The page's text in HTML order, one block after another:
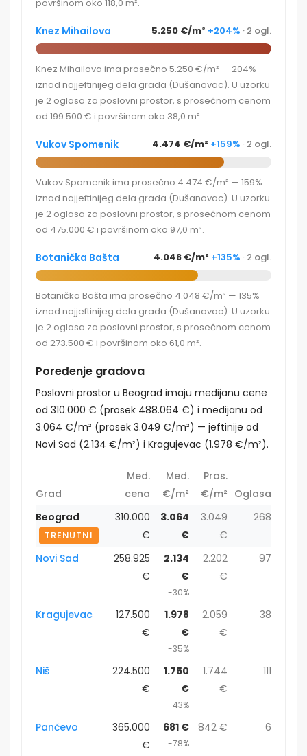
površinom oko 118,0 m².
Knez Mihailova 5.250 €/m² +204% · 2 ogl.
Knez Mihailova ima prosečno 5.250 €/m² — 204%
iznad najjeftinijeg dela grada (Dušanovac). U uzorku
je 2 oglasa za poslovni prostor, s prosečnom cenom
od 199.500 € i površinom oko 38,0 m².
Vukov Spomenik 4.474 €/m² +159% · 2 ogl.
Vukov Spomenik ima prosečno 4.474 €/m² — 159%
iznad najjeftinijeg dela grada (Dušanovac). U uzorku
je 2 oglasa za poslovni prostor, s prosečnom cenom
od 475.000 € i površinom oko 97,0 m².
Botanička Bašta 4.048 €/m² +135% · 2 ogl.
Botanička Bašta ima prosečno 4.048 €/m² — 135%
iznad najjeftinijeg dela grada (Dušanovac). U uzorku
je 2 oglasa za poslovni prostor, s prosečnom cenom
od 273.500 € i površinom oko 61,0 m².
Poređenje gradova
Poslovni prostor u Beograd imaju medijanu cene
od 310.000 € (prosek 488.064 €) i medijanu od
3.064 €/m² (prosek 3.049 €/m²) — jeftinije od
Novi Sad (2.134 €/m²) i Kragujevac (1.978 €/m²).
Grad
Med.
cena
Med.
€/m²
Pros.
€/m² Oglasa
Beograd
TRENUTNI
310.000
€
3.064
€
3.049
€
268
Novi Sad
258.925
€
2.134
€
-30%
2.202
€
97
Kragujevac
127.500
€
1.978
€
-35%
2.059
€
38
Niš
224.500
€
1.750
€
-43%
1.744
€
111
Pančevo
365.000
€
681 €
-78%
842 € 6